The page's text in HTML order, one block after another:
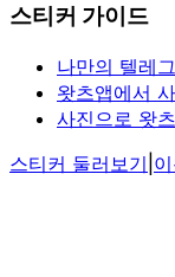
스티커 가이드
나만의 텔레
왓츠앱에서
사진으로 왓
스티커 둘러보기